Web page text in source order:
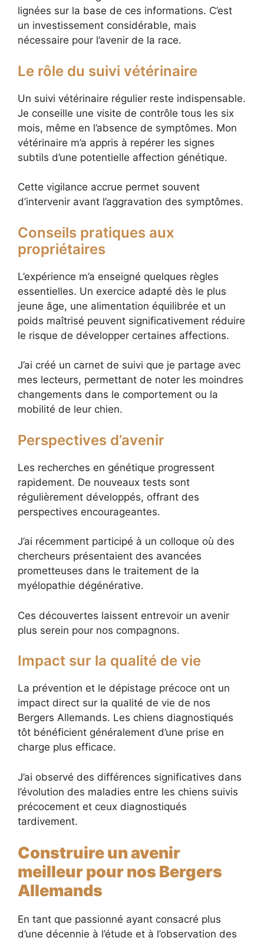
lignées sur la base de ces informations. C’est
un investissement considérable, mais
nécessaire pour l’avenir de la race.
Le rôle du suivi vétérinaire
Un suivi vétérinaire régulier reste indispensable.
Je conseille une visite de contrôle tous les six
mois, même en l’absence de symptômes. Mon
vétérinaire m’a appris à repérer les signes
subtils d’une potentielle affection génétique.
Cette vigilance accrue permet souvent
d’intervenir avant l’aggravation des symptômes.
Conseils pratiques aux
propriétaires
L’expérience m’a enseigné quelques règles
essentielles. Un exercice adapté dès le plus
jeune âge, une alimentation équilibrée et un
poids maîtrisé peuvent significativement réduire
le risque de développer certaines affections.
J’ai créé un carnet de suivi que je partage avec
mes lecteurs, permettant de noter les moindres
changements dans le comportement ou la
mobilité de leur chien.
Perspectives d’avenir
Les recherches en génétique progressent
rapidement. De nouveaux tests sont
régulièrement développés, offrant des
perspectives encourageantes.
J’ai récemment participé à un colloque où des
chercheurs présentaient des avancées
prometteuses dans le traitement de la
myélopathie dégénérative.
Ces découvertes laissent entrevoir un avenir
plus serein pour nos compagnons.
Impact sur la qualité de vie
La prévention et le dépistage précoce ont un
impact direct sur la qualité de vie de nos
Bergers Allemands. Les chiens diagnostiqués
tôt bénéficient généralement d’une prise en
charge plus efficace.
J’ai observé des différences significatives dans
l’évolution des maladies entre les chiens suivis
précocement et ceux diagnostiqués
tardivement.
Construire un avenir
meilleur pour nos Bergers
Allemands
En tant que passionné ayant consacré plus
d’une décennie à l’étude et à l’observation des